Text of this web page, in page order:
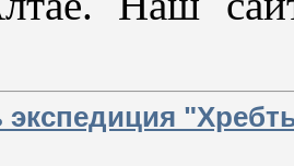
экспедиция